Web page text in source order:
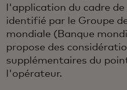
l'application du cadre
identifié par le Groupe
mondiale (Banque
propose des
supplémentaires du
l'opérateur.